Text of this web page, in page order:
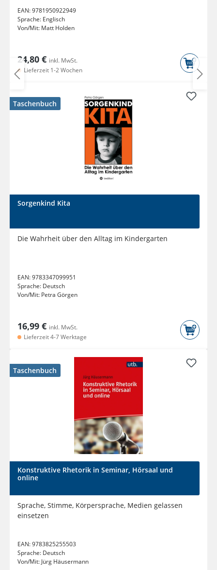
EAN:9781950922949
Sprache: Englisch
Von/Mit: Matt Holden
24,80 € inkl. MwSt.
Lieferzeit 1-2 Wochen
Taschenbuch
Sorgenkind Kita
Die Wahrheit über den Alltag im Kindergarten
EAN:9783347099951
Sprache: Deutsch
Von/Mit: Petra Görgen
16,99 € inkl. MwSt.
Lieferzeit 4-7 Werktage
Taschenbuch
Konstruktive Rhetorik in Seminar, Hörsaal und
online
Sprache, Stimme, Körpersprache, Medien gelassen
einsetzen
EAN:9783825255503
Sprache: Deutsch
Von/Mit: Jürg Häusermann